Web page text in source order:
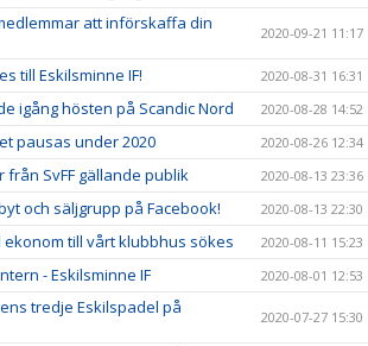
att införskaffa din
2020-09-21 11:17
till Eskilsminne IF! 2020-08-31 16:31
igång hösten på Scandic Nord 2020-08-28 14:52
pausas under 2020 2020-08-26 12:34
SvFF gällande publik 2020-08-13 23:36
och säljgrupp på Facebook! 2020-08-13 22:30
till vårt klubbhus sökes 2020-08-11 15:23
- Eskilsminne IF 2020-08-01 12:53
tredje Eskilspadel på
2020-07-27 15:30